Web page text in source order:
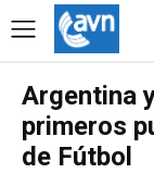
Argentina
primeros
de Fútbol